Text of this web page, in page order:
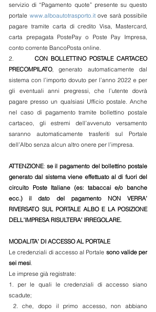
servizio di “Pagamento quote” presente su questo
portale www.alboautotrasporto.it ove sarà possibile
pagare tramite carta di credito Visa, Mastercard,
carta prepagata PostePay o Poste Pay Impresa,
conto corrente BancoPosta online.
2. CON BOLLETTINO POSTALE CARTACEO
PRECOMPILATO, generato automaticamente dal
sistema con l’importo dovuto per l’anno 2022 e per
gli eventuali anni pregressi, che l’utente dovrà
pagare presso un qualsiasi Ufficio postale. Anche
nel caso di pagamento tramite bollettino postale
cartaceo, gli estremi dell’avvenuto versamento
saranno automaticamente trasferiti sul Portale
dell’Albo senza alcun altro onere per l’impresa.
ATTENZIONE: se il pagamento del bollettino postale
generato dal sistema viene effettuato al di fuori del
circuito Poste Italiane (es: tabaccai e/o banche
ecc.) il dato del pagamento NON VERRA’
RIVERSATO SUL PORTALE ALBO E LA POSIZIONE
DELL’IMPRESA RISULTERA’ IRREGOLARE.
MODALITA’ DI ACCESSO AL PORTALE
Le credenziali di accesso al Portale sono valide per
sei mesi
Le imprese già registrate:
1. per le quali le credenziali di accesso siano
scadute;